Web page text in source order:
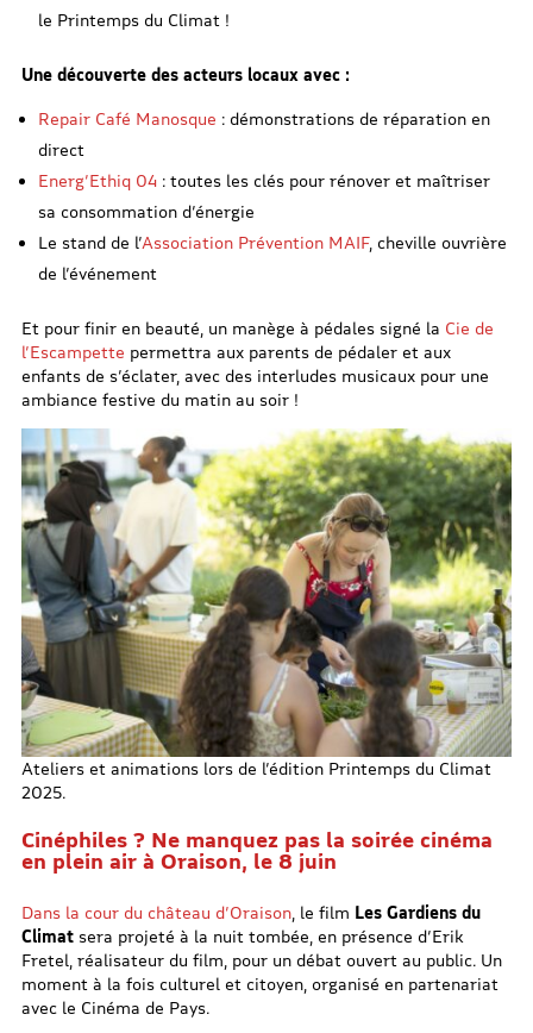
le Printemps du Climat !
Une découverte des acteurs locaux avec :
Repair Café Manosque : démonstrations de réparation en
direct
Energ’Ethiq 04: toutes les clés pour rénover et maîtriser
sa consommation d’énergie
Le stand de l’Association Prévention MAIF, cheville ouvrière
de l’événement
Et pour finir en beauté, un manège à pédales signé la Cie de
l’Escampette permettra aux parents de pédaler et aux
enfants de s’éclater, avec des interludes musicaux pour une
ambiance festive du matin au soir !
Ateliers et animations lors de l’édition Printemps du Climat
2025.
Cinéphiles ? Ne manquez pas la soirée cinéma
en plein air à Oraison, le 8 juin
Dans la cour du château d’Oraison, le film Les Gardiens du
Climatsera projeté à la nuit tombée, en présence d’Erik
Fretel, réalisateur du film, pour un débat ouvert au public. Un
moment à la fois culturel et citoyen, organisé en partenariat
avec le Cinéma de Pays.